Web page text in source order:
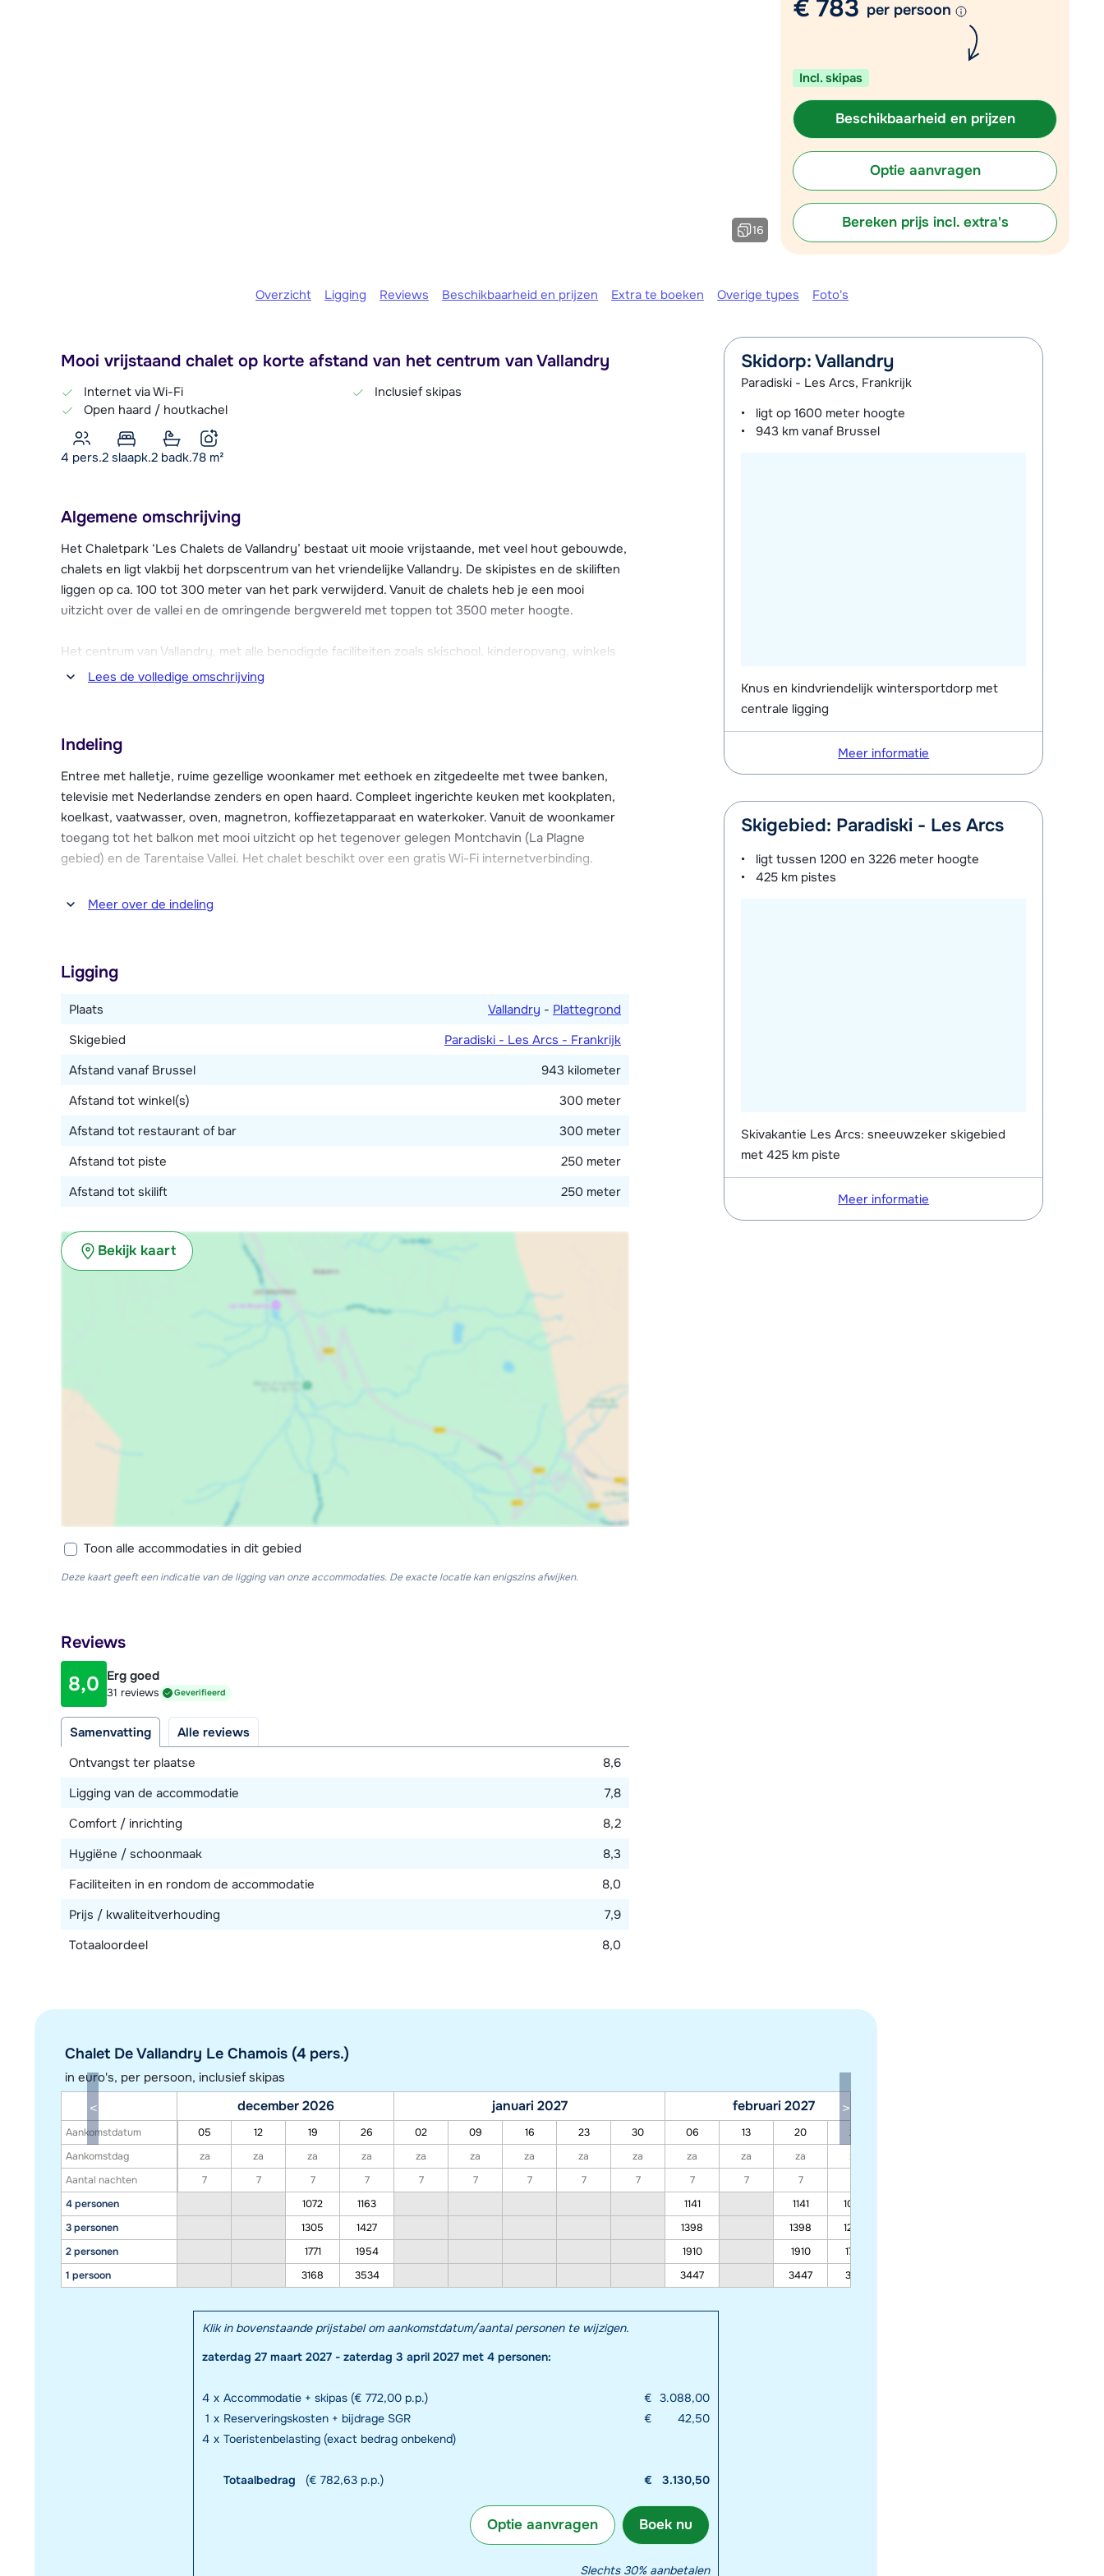
Plan een terugbelverzoek
Chat met wintersportspecialist
Bel ons via 03 3037838
16
€ 783 per persoon
Incl. skipas
Beschikbaarheid en prijzen
Optie aanvragen
Bereken prijs incl. extra's
Overzicht Ligging Reviews Beschikbaarheid en prijzen Extra te boeken Overige types Foto's
Mooi vrijstaand chalet op korte afstand van het centrum van Vallandry
Internet via Wi-Fi
Open haard / houtkachel
Inclusief skipas
4 pers.2 slaapk.2 badk.78 m²
Algemene omschrijving
Het Chaletpark ‘Les Chalets de Vallandry’ bestaat uit mooie vrijstaande, met veel hout gebouwde,
chalets en ligt vlakbij het dorpscentrum van het vriendelijke Vallandry. De skipistes en de skiliften
liggen op ca. 100 tot 300 meter van het park verwijderd. Vanuit de chalets heb je een mooi
uitzicht over de vallei en de omringende bergwereld met toppen tot 3500 meter hoogte.
Het centrum van Vallandry, met alle benodigde faciliteiten zoals skischool, kinderopvang, winkels
en restaurants, is gemakkelijk te bereiken en ligt op 100 tot 300 meter van de chalets. Er is
op het skigebied van La Plagne en een prachtig vrij, kilometers ver, uitzicht over de Tarentaise
vallei.
Lees de volledige omschrijving
Indeling
Entree met halletje, ruime gezellige woonkamer met eethoek en zitgedeelte met twee banken,
televisie met Nederlandse zenders en open haard. Compleet ingerichte keuken met kookplaten,
koelkast, vaatwasser, oven, magnetron, koffiezetapparaat en waterkoker. Vanuit de woonkamer
toegang tot het balkon met mooi uitzicht op het tegenover gelegen Montchavin (La Plagne
gebied) en de Tarentaise Vallei. Het chalet beschikt over een gratis Wi-Fi internetverbinding.
Op de benedenverdieping twee ruime slaapkamers met ieder twee 1-persoonsbedden. Twee
Meer over de indeling
Ligging
Plaats Vallandry - Plattegrond
Skigebied
Paradiski - Les Arcs - Frankrijk
Afstand vanaf Brussel
943 kilometer
Afstand tot winkel(s)
300 meter
Afstand tot restaurant of bar
300 meter
Afstand tot piste
250 meter
Afstand tot skilift
250 meter
Bekijk kaart
Toon alle accommodaties in dit gebied
Deze kaart geeft een indicatie van de ligging van onze accommodaties. De exacte locatie kan enigszins afwijken.
Reviews
8,0 Erg goed
31 reviews Geverifieerd
Samenvatting
Alle reviews
Ontvangst ter plaatse
8,6
Ligging van de accommodatie
7,8
Comfort / inrichting
8,2
Hygiëne / schoonmaak
8,3
Faciliteiten in en rondom de accommodatie
8,0
Prijs / kwaliteitverhouding
7,9
Totaaloordeel
8,0
Chalet De Vallandry Le Chamois (4 pers.)
in euro's, per persoon, inclusief skipas
Aankomstdatum
Aankomstdag
Aantal nachten
4 personen
3 personen
2 personen
1 persoon
december 2026 januari 2027 februari 2027
05 12 19 26 02 09 16 23 30 06 13 20 27
za
za za za za za za za za za za za za
7
7 7 7 7 7 7 7 7 7 7 7
1072
1163 1141 1141 1065
1305
1427 1398 1398 1296
1771
1954 1910 1910 1757
3168
3534 3447 3447 3141
Klik in bovenstaande prijstabel om aankomstdatum/aantal personen te wijzigen.
zaterdag 27 maart 2027 - zaterdag 3 april 2027 met 4 personen:
4 x Accommodatie + skipas (€ 772,00 p.p.) € 3.088,00
1 x Reserveringskosten + bijdrage SGR €
42,50
4 x Toeristenbelasting (exact bedrag onbekend)
Totaalbedrag (€ 782,63 p.p.) € 3.130,50
Boek nu
Optie aanvragen
Slechts 30% aanbetalen
Skidorp: Vallandry
Paradiski - Les Arcs, Frankrijk
ligt op1600 meter hoogte
943 km vanaf Brussel
Knus en kindvriendelijk wintersportdorp met
centrale ligging
Meer informatie
Skigebied: Paradiski - Les Arcs
ligt tussen1200 en 3226 meter hoogte
425 km pistes
Skivakantie Les Arcs: sneeuwzeker skigebied
met 425 km piste
Meer informatie